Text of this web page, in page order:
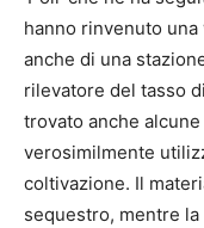
hanno rinvenuto
anche di una
rilevatore del tasso
trovato anche
verosimilmente
coltivazione. Il
sequestro, mentre